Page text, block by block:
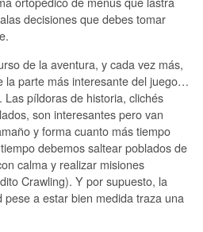
decisiones que debes tomar
de la aventura, y cada vez más,
la parte más interesante del juego…
Las píldoras de historia, clichés
son interesantes pero van
y forma cuanto más tiempo
debemos saltear poblados de
calma y realizar misiones
Crawling). Y por supuesto, la
pese a estar bien medida traza una